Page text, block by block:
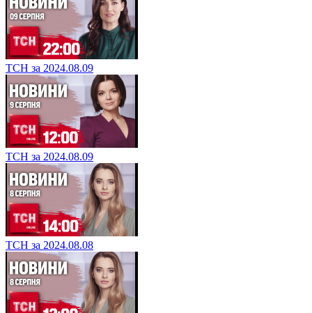
ТСН за 2024.08.09
ТСН за 2024.08.09
ТСН за 2024.08.08